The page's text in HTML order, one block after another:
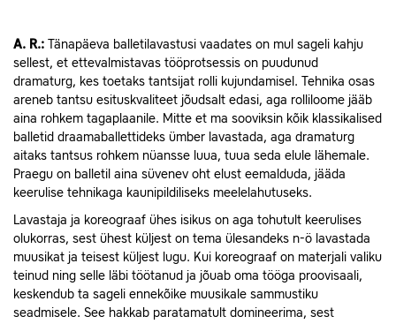
A. R.: Tänapäeva balletilavastusi vaadates on mul sageli kahju
sellest, et ettevalmistavas tööprotsessis on puudunud
dramaturg, kes toetaks tantsijat rolli kujundamisel. Tehnika osas
areneb tantsu esituskvaliteet jõudsalt edasi, aga rolliloome jääb
aina rohkem tagaplaanile. Mitte et ma sooviksin kõik klassikalised
balletid draamaballettideks ümber lavastada, aga dramaturg
aitaks tantsus rohkem nüansse luua, tuua seda elule lähemale.
Praegu on balletil aina süvenev oht elust eemalduda, jääda
keerulise tehnikaga kaunipildiliseks meelelahutuseks.
Lavastaja ja koreograaf ühes isikus on aga tohutult keerulises
olukorras, sest ühest küljest on tema ülesandeks n-ö lavastada
muusikat ja teisest küljest lugu. Kui koreograaf on materjali valiku
teinud ning selle läbi töötanud ja jõuab oma tööga proovisaali,
keskendub ta sageli ennekõike muusikale sammustiku
seadmisele. See hakkab paratamatult domineerima, sest